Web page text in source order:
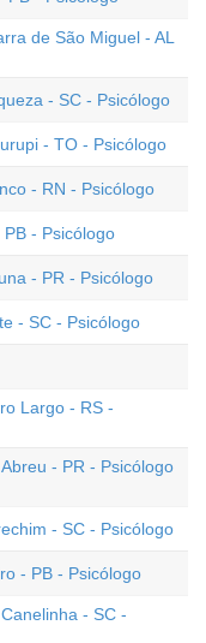
de São Miguel - AL
- SC - Psicólogo
- TO - Psicólogo
- RN - Psicólogo
- Psicólogo
- PR - Psicólogo
- SC - Psicólogo
Largo - RS -
- PR - Psicólogo
- SC - Psicólogo
- PB - Psicólogo
- SC -